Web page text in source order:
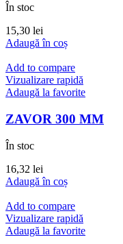
În stoc
15,30 lei
Adaugă în coș
Add to compare
Vizualizare rapidă
Adaugă la favorite
ZAVOR 300 MM
În stoc
16,32 lei
Adaugă în coș
Add to compare
Vizualizare rapidă
Adaugă la favorite